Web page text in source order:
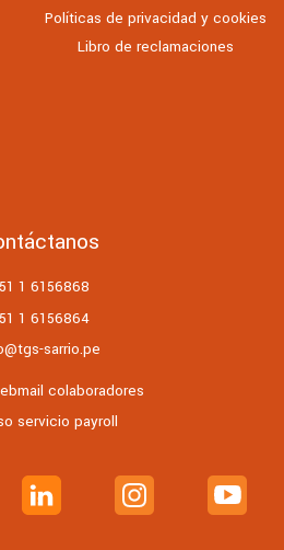
Políticas de privacidad y cookies
Libro de reclamaciones
1 6156868
1 6156864
sarrio.pe
colaboradores
servicio payroll